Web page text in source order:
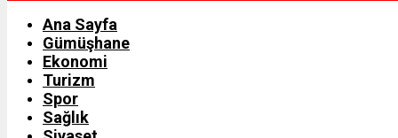
Ana Sayfa
Gümüşhane
Ekonomi
Turizm
Spor
Sağlık